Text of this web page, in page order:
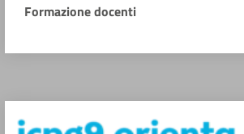
Formazione docenti